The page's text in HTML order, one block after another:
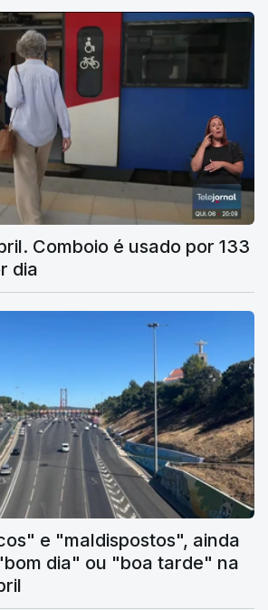
Comboio é usado por 133
dia
e "maldispostos", ainda
dia" ou "boa tarde" na